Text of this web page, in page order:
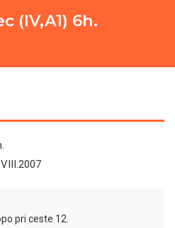
(IV,A1) 6h.
pri ceste 12.